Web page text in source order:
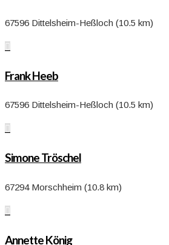
67596 Dittelsheim-Heßloch (10.5 km)

Frank Heeb
67596 Dittelsheim-Heßloch (10.5 km)

Simone Tröschel
67294 Morschheim (10.8 km)

Annette König